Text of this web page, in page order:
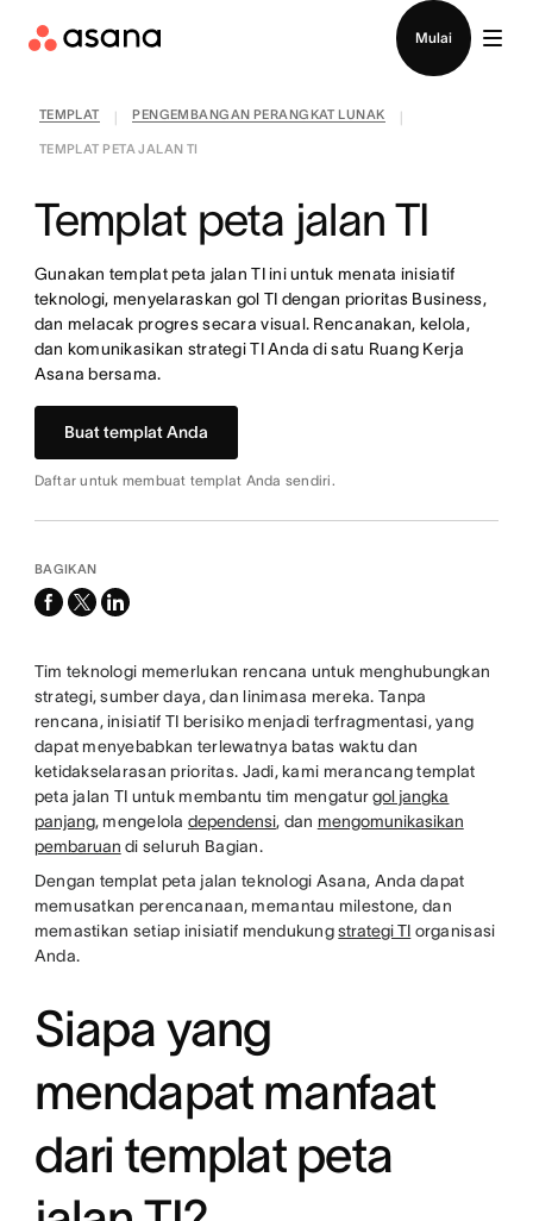
Mulai
TEMPLAT PENGEMBANGAN PERANGKAT LUNAK
TEMPLAT PETA JALAN TI
Templat peta jalan TI
Gunakan templat peta jalan TI ini untuk menata inisiatif
teknologi, menyelaraskan gol TI dengan prioritas Business,
dan melacak progres secara visual. Rencanakan, kelola,
dan komunikasikan strategi TI Anda di satu Ruang Kerja
Asana bersama.
Buat templat Anda
Daftar untuk membuat templat Anda sendiri.
BAGIKAN
facebook
x-
linkedin
Tim teknologi memerlukan rencana untuk menghubungkan
strategi, sumber daya, dan linimasa mereka. Tanpa
rencana, inisiatif TI berisiko menjadi terfragmentasi, yang
dapat menyebabkan terlewatnya batas waktu dan
ketidakselarasan prioritas. Jadi, kami merancang templat
peta jalan TI untuk membantu tim mengaturgol jangka
panjang, mengeloladependensi, dan mengomunikasikan
pembaruan di seluruh Bagian.
Dengan templat peta jalan teknologi Asana, Anda dapat
memusatkan perencanaan, memantau milestone, dan
memastikan setiap inisiatif mendukungstrategi TI organisasi
Anda.
Siapa yang
mendapat manfaat
dari templat peta